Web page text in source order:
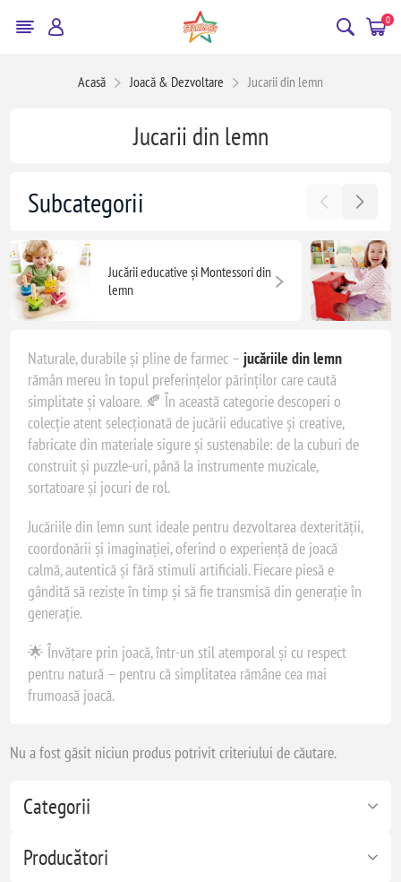
0
Acasă Joacă & Dezvoltare Jucarii din lemn
Categorii
Producători
Jucarii din lemn
Subcategorii
Jucării educative și Montessori din
lemn
Naturale, durabile și pline de farmec –jucăriile din lemn
rămân mereu în topul preferințelor părinților care caută
simplitate și valoare. 🍂 În această categorie descoperi o
colecție atent selecționată de jucării educative și creative,
fabricate din materiale sigure și sustenabile: de la cuburi de
construit și puzzle-uri, până la instrumente muzicale,
sortatoare și jocuri de rol.
Jucăriile din lemn sunt ideale pentru dezvoltarea dexterității,
coordonării și imaginației, oferind o experiență de joacă
calmă, autentică și fără stimuli artificiali. Fiecare piesă e
gândită să reziste în timp și să fie transmisă din generație în
generație.
🌟 Învățare prin joacă, într-un stil atemporal și cu respect
pentru natură – pentru că simplitatea rămâne cea mai
frumoasă joacă.
Nu a fost găsit niciun produs potrivit criteriului de căutare.